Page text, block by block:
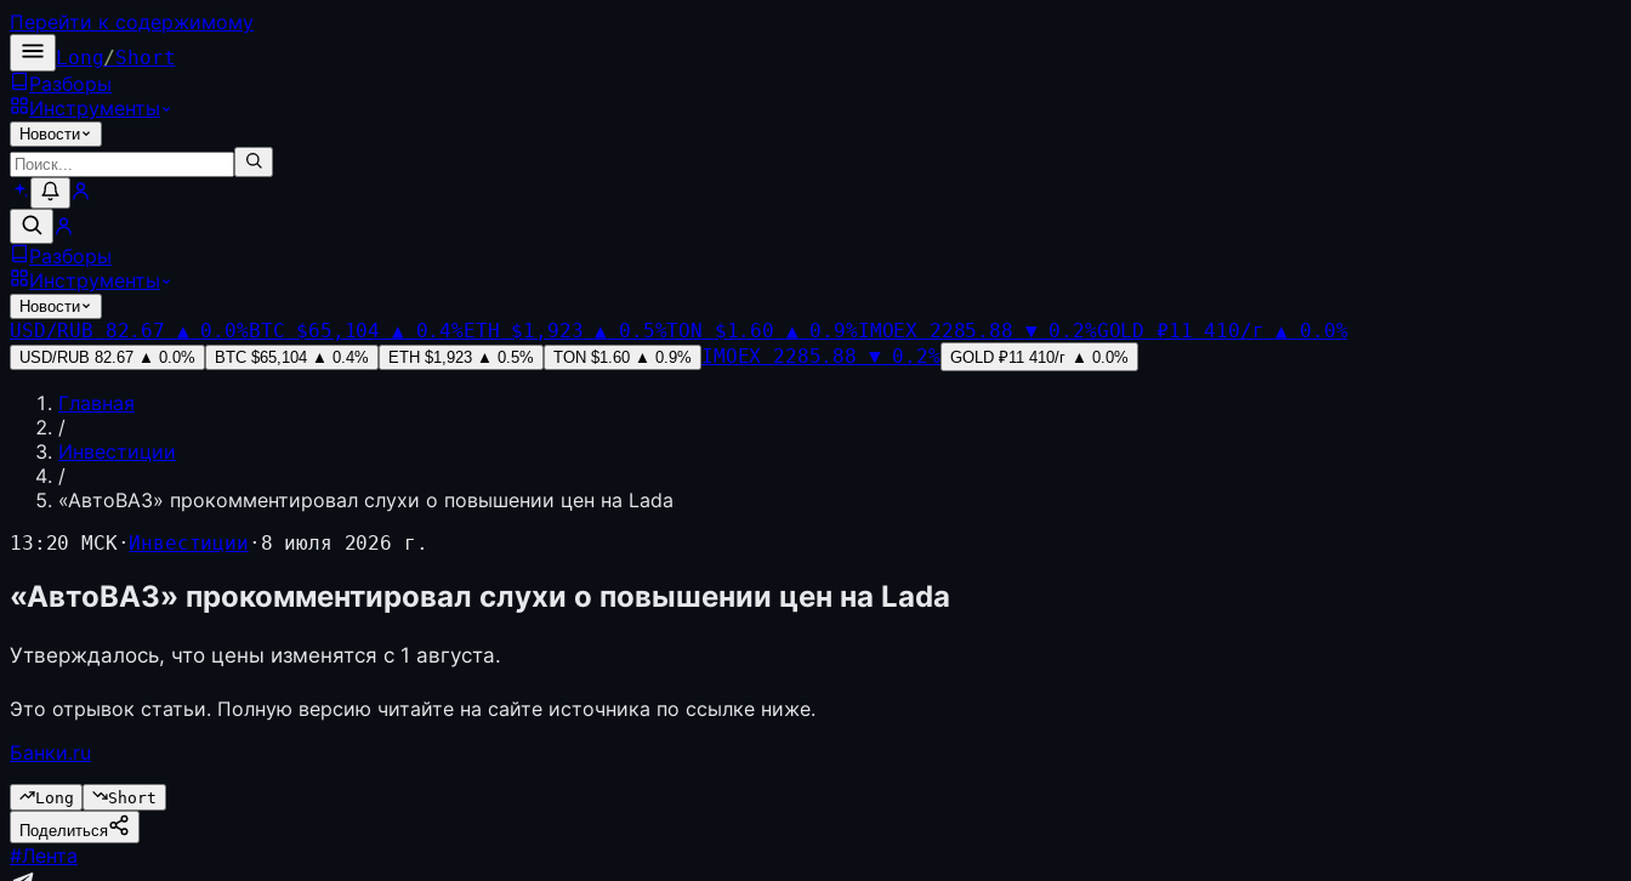
Перейти к содержимому
Long/Short
Разборы
Инструменты
Новости
Разборы
Инструменты
Новости
USD/RUB 82.67 ▲ 0.0%BTC $65,104 ▲ 0.4%ETH $1,923 ▲ 0.5%TON $1.60 ▲ 0.9%IMOEX 2285.88 ▼ 0.2%GOLD ₽11 410/г ▲ 0.0%
USD/RUB 82.67 ▲ 0.0% BTC $65,104 ▲ 0.4% ETH $1,923 ▲ 0.5% TON $1.60 ▲ 0.9% IMOEX 2285.88 ▼ 0.2% GOLD ₽11 410/г ▲ 0.0%
Главная
/
Инвестиции
/
«АвтоВАЗ» прокомментировал слухи о повышении цен на Lada
13:20 МСК· Инвестиции · 8 июля 2026 г.
«АвтоВАЗ» прокомментировал слухи о повышении цен на Lada
Утверждалось, что цены изменятся с 1 августа.
Это отрывок статьи. Полную версию читайте на сайте источника по ссылке ниже.
Банки.ru
Long
Short
Поделиться
#Лента